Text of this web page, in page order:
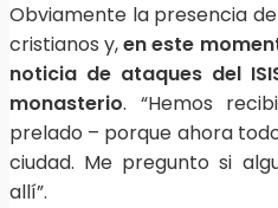
Obviamente la presencia
cristianos y,en este
noticia de ataques del
monasterio. “Hemos
prelado – porque ahora
ciudad. Me pregunto si
allí”.